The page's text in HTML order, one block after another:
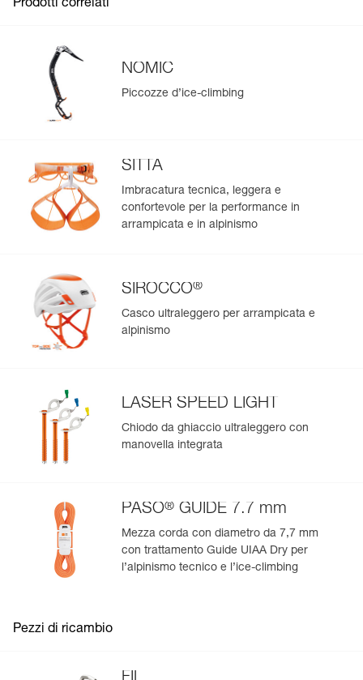
Prodotti correlati
NOMIC
Piccozze d’ice-climbing
SITTA
Imbracatura tecnica, leggera e
confortevole per la performance in
arrampicata e in alpinismo
SIROCCO®
Casco ultraleggero per arrampicata e
alpinismo
LASER SPEED LIGHT
Chiodo da ghiaccio ultraleggero con
manovella integrata
PASO® GUIDE 7.7 mm
Mezza corda con diametro da 7,7 mm
con trattamento Guide UIAA Dry per
l’alpinismo tecnico e l’ice-climbing
Pezzi di ricambio